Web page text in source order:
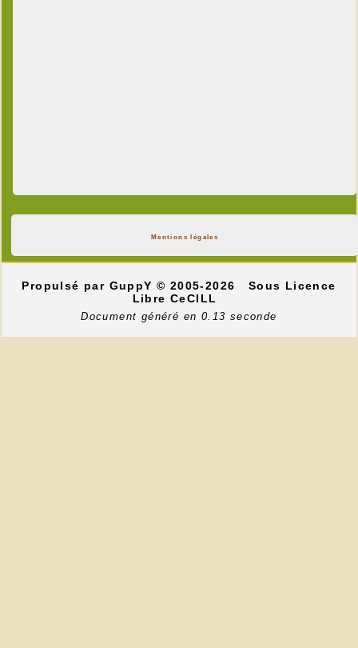
Mentions légales
Propulsé par GuppY© 2005-2026
Sous Licence
Libre CeCILL
Document généré en 0.13 seconde